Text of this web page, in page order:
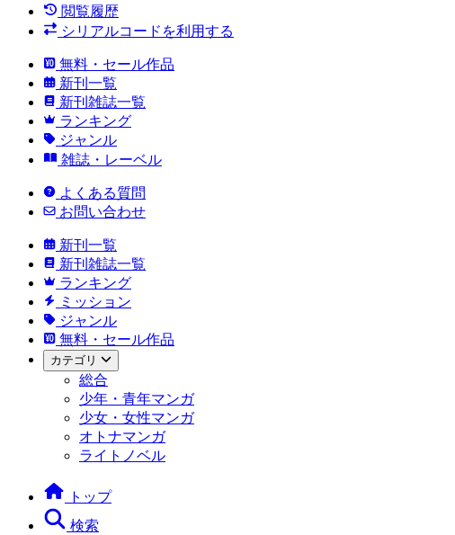
閲覧履歴
シリアルコードを利用する
無料・セール作品
新刊一覧
新刊雑誌一覧
ランキング
ジャンル
雑誌・レーベル
よくある質問
お問い合わせ
新刊一覧
新刊雑誌一覧
ランキング
ミッション
ジャンル
無料・セール作品
カテゴリ
総合
少年・青年マンガ
少女・女性マンガ
オトナマンガ
ライトノベル
トップ
検索